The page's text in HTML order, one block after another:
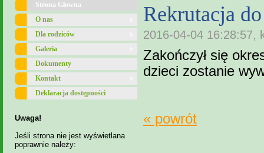
Strona Głowna
O nas
Dla rodziców
Galeria
Dokumenty
Kontakt
Deklaracja dostępności
Uwaga!
Jeśli strona nie jest wyświetlana
poprawnie należy:
Rekrutacja
2016-04-04 16:28:57,
Zakończył się
dzieci zostanie
« powrót